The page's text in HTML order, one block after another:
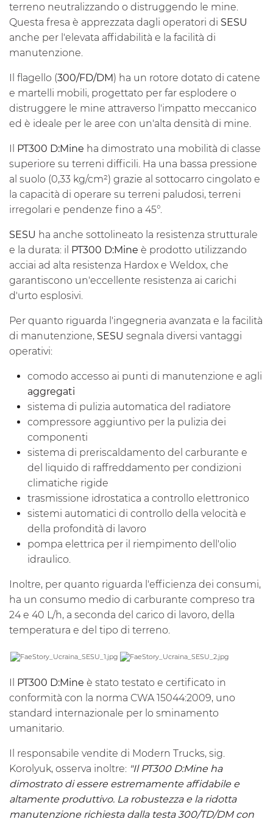
terreno neutralizzando o distruggendo le mine.
Questa fresa è apprezzata dagli operatori di SESU
anche per l'elevata affidabilità e la facilità di
manutenzione.
Il flagello (300/FD/DM) ha un rotore dotato di catene
e martelli mobili, progettato per far esplodere o
distruggere le mine attraverso l'impatto meccanico
ed è ideale per le aree con un'alta densità di mine.
Il PT300 D:Mine ha dimostrato una mobilità di classe
superiore su terreni difficili. Ha una bassa pressione
al suolo (0,33 kg/cm²) grazie al sottocarro cingolato e
la capacità di operare su terreni paludosi, terreni
irregolari e pendenze fino a 45°.
SESU ha anche sottolineato la resistenza strutturale
e la durata: il PT300 D:Mine è prodotto utilizzando
acciai ad alta resistenza Hardox e Weldox, che
garantiscono un'eccellente resistenza ai carichi
d'urto esplosivi.
Per quanto riguarda l'ingegneria avanzata e la facilità
di manutenzione, SESU segnala diversi vantaggi
operativi:
comodo accesso ai punti di manutenzione e agli
aggregati
sistema di pulizia automatica del radiatore
compressore aggiuntivo per la pulizia dei
componenti
sistema di preriscaldamento del carburante e
del liquido di raffreddamento per condizioni
climatiche rigide
trasmissione idrostatica a controllo elettronico
sistemi automatici di controllo della velocità e
della profondità di lavoro
pompa elettrica per il riempimento dell'olio
idraulico.
Inoltre, per quanto riguarda l'efficienza dei consumi,
ha un consumo medio di carburante compreso tra
24 e 40 L/h, a seconda del carico di lavoro, della
temperatura e del tipo di terreno.
Il PT300 D:Mine è stato testato e certificato in
conformità con la norma CWA 15044:2009, uno
standard internazionale per lo sminamento
umanitario.
Il responsabile vendite di Modern Trucks, sig.
Korolyuk, osserva inoltre: "Il PT300 D:Mine ha
dimostrato di essere estremamente affidabile e
altamente produttivo. La robustezza e la ridotta
manutenzione richiesta dalla testa 300/TD/DM con